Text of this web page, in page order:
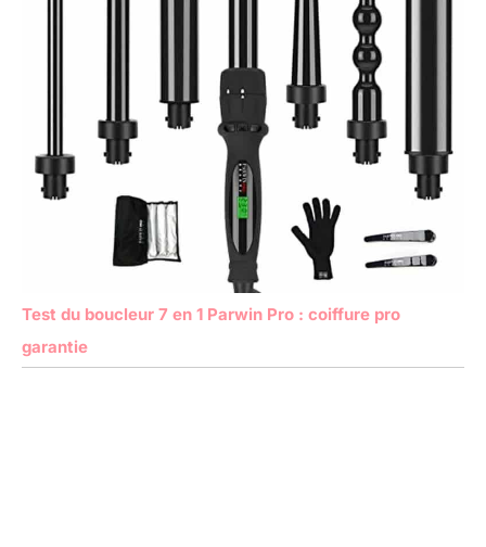
Test du boucleur 7 en 1 Parwin Pro : coiffure pro
garantie